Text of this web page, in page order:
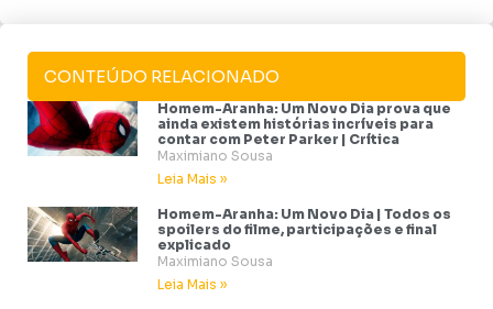
CONTEÚDO RELACIONADO
Homem-Aranha: Um Novo Dia prova que
ainda existem histórias incríveis para
contar com Peter Parker | Crítica
Maximiano Sousa
Leia Mais »
Homem-Aranha: Um Novo Dia | Todos os
spoilers do filme, participações e final
explicado
Maximiano Sousa
Leia Mais »